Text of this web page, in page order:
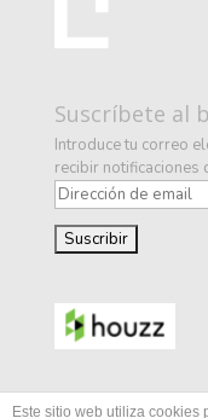
Suscríbete al
Introduce tu correo
recibir notificaciones
D
i
e
d
Este sitio web utiliza cookies